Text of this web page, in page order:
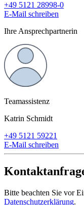
+49 5121 28998-0
E-Mail schreiben
Ihre Ansprechpartnerin
Teamassistenz
Katrin Schmidt
+49 5121 59221
E-Mail schreiben
Bitte beachten Sie vor
Datenschutzerklärung.